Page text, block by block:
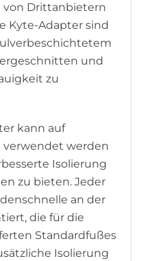
von Drittanbietern
Kyte-Adapter sind
und
zu
kann auf
verwendet werden
Isolierung
zu bieten. Jeder
an der
die für die
Standardfußes
Isolierung